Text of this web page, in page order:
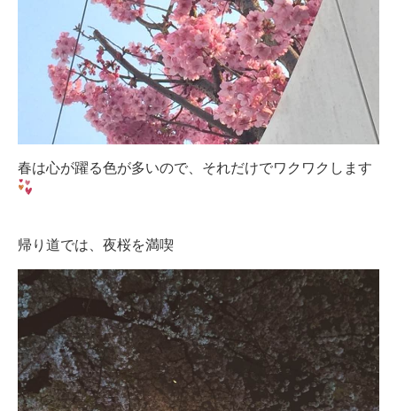
春は心が躍る色が多いので、それだけでワクワクします
帰り道では、夜桜を満喫